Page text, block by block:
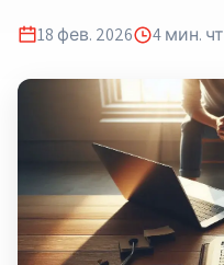
18 фев. 2026 4мин.